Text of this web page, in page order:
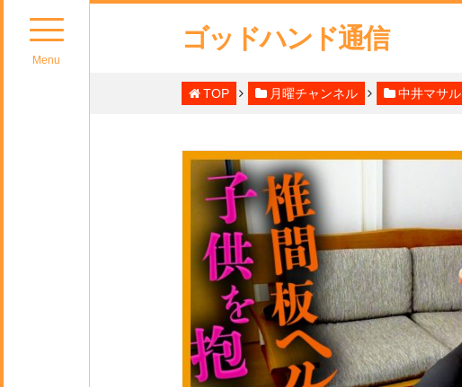
Menu
ゴッドハンド通信
TOP 月曜チャンネル 中井マサル